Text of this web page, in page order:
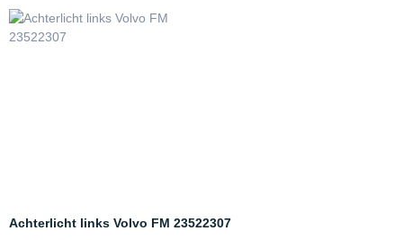
Achterlicht links Volvo FM 23522307